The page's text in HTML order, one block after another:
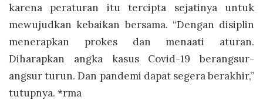
karena peraturan itu tercipta sejatinya untuk
mewujudkan kebaikan bersama. “Dengan disiplin
menerapkan prokes dan menaati aturan.
Diharapkan angka kasus Covid-19 berangsur-
angsur turun. Dan pandemi dapat segera berakhir,”
tutupnya. *rma